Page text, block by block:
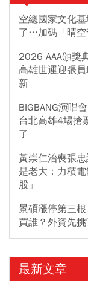
空總國家文化
了…加碼「晴
2026 AAA頒獎
高雄世運迎張
新
BIGBANG演唱
台北高雄4場搶
了
黃崇仁治喪張
是老大：力積
股」
景碩漲停第三
買誰？外資先
最新文章